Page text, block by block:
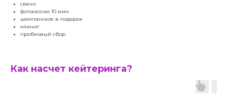
свечи
фотосессия 10 мин
шампанское в подарок
клиниг
пробковый сбор
Как насчет кейтеринга?